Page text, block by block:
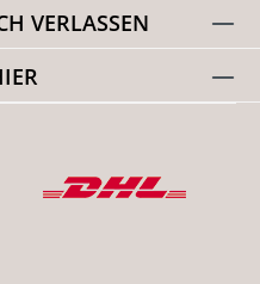
VERLASSEN